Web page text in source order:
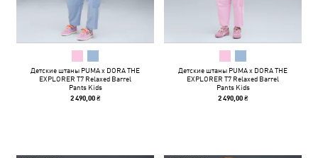
Детские штаны PUMA x DORA THE
EXPLORER T7 Relaxed Barrel
Pants Kids
2 490,00 ₴
Детские штаны PUMA x DORA THE
EXPLORER T7 Relaxed Barrel
Pants Kids
2 490,00 ₴